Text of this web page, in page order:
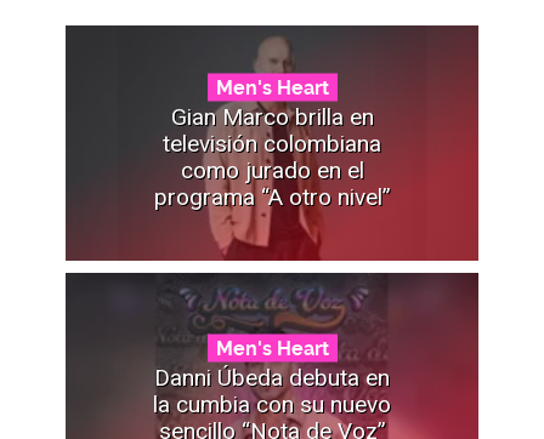
Men's Heart
Gian Marco brilla en
televisión colombiana
como jurado en el
programa “A otro nivel”
Men's Heart
Danni Úbeda debuta en
la cumbia con su nuevo
sencillo “Nota de Voz”